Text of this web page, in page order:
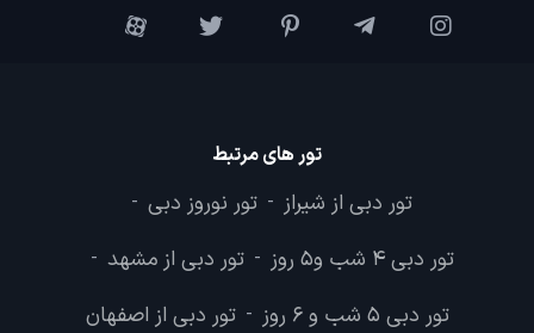
تور های مرتبط
تور دبی از شیراز - تور نوروز دبی -
تور دبی 4 شب و5 روز - تور دبی از مشهد -
تور دبی 5 شب و 6 روز - تور دبی از اصفهان